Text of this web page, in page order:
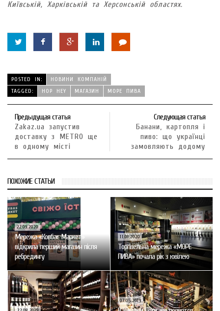
Київській, Харківській та Херсонській областях.
POSTED IN:
НОВИНИ КОМПАНІЙ
TAGGED:
HOP HEY МАГАЗИН МОРЕ ПИВА
Предыдущая статья
Zakaz.ua запустив
доставку з METRO ще
в одному місті
Следующая статья
Банани, картопля і
пиво: що українці
замовляють додому
ПОХОЖИЕ СТАТЬИ
22.09.2020
Мережа «Ковбас Маркет»
відкрила перший магазин після
ребредингу
11.01.2020
Торгівельна мережа «МОРЕ
ПИВА» почала рік з ювілею
07.05.2019